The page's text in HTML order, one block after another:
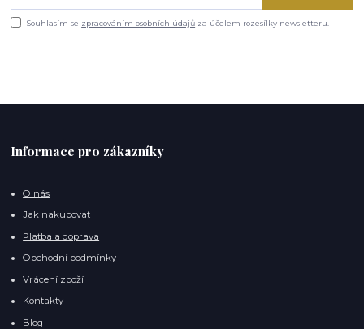
Souhlasím se zpracováním osobních údajů za účelem rozesílky newsletteru.
Informace pro zákazníky
O nás
Jak nakupovat
Platba a doprava
Obchodní podmínky
Vrácení zboží
Kontakty
Blog